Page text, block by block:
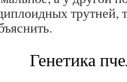
трутней,
Генетика